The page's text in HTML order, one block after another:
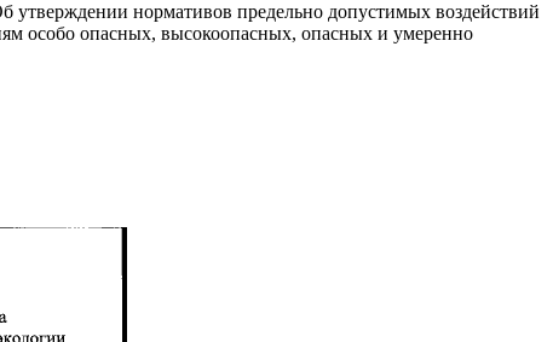
нормативов предельно допустимых воздействий
особо опасных, высокоопасных, опасных и умеренно